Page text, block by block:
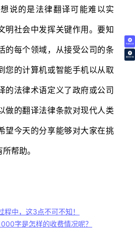
免费试译
翻译价格
的是法律翻译可能难以实
明社会中发挥关键作用。要知
的每个领域，从接受公司的条
您的计算机或智能手机以从取
的法律术语定义了政府或公司
做的翻译法律条款对现代人类
望今天的分享能够对大家在挑
帮助。
程中，这3点不可不知！
字是怎样的收费情况呢？